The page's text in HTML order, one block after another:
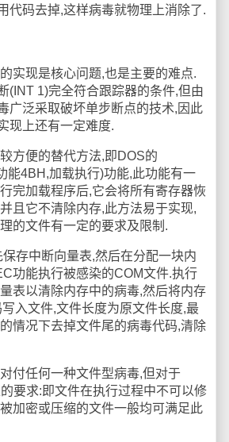
代码去掉,这样病毒就物理上消除了.
现是核心问题,也是主要的难点.
(INT 1)完全符合跟踪器的条件,但由
广泛采取破坏单步断点的技术,因此
现上还有一定难度.
便的替代方法,即DOS的
能4BH,加载执行)功能,此功能有一
完加载程序后,它会将所有寄存器恢
且它不清除内存,此方法易于实现,
的文件有一定的要求及限制.
中断向量表,然后在分配一块内
功能执行被感染的COM文件.执行
表以清除内存中的病毒,然后将内存
入文件,文件长度为原文件长度,最
情况下去掉文件尾的病毒代码,清除
任何一种文件型病毒,但对于
要求:即文件在执行过程中不可以修
加密或压缩的文件一般均可满足此